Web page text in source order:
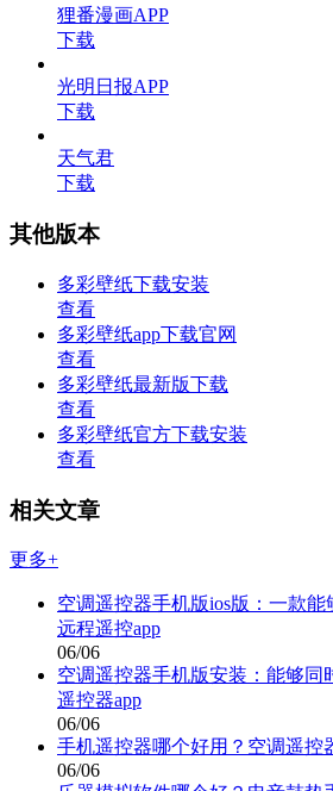
狸番漫画APP
下载
光明日报APP
下载
天气君
下载
其他版本
多彩壁纸下载安装
查看
多彩壁纸app下载官网
查看
多彩壁纸最新版下载
查看
多彩壁纸官方下载安装
查看
相关文章
更多+
空调遥控器手机版ios版：一款
远程遥控app
06/06
空调遥控器手机版安装：能够同
遥控器app
06/06
手机遥控器哪个好用？空调遥控
06/06